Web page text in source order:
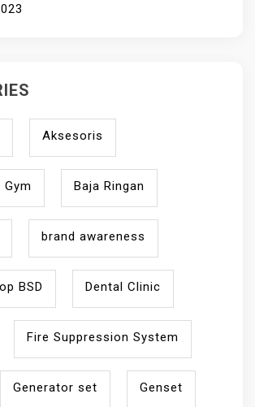
Aksesoris
Baja Ringan
brand awareness
BSD Dental Clinic
Fire Suppression System
Generator set Genset